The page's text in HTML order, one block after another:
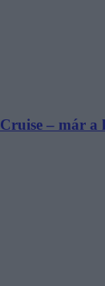
– már